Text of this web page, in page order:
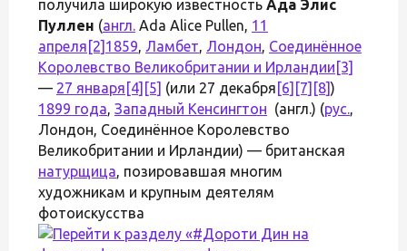
получила широкую известность Ада Элис
Пуллен (англ. Ada Alice Pullen, 11
апреля [2] 1859, Ламбет, Лондон, Соединённое
Королевство Великобритании и Ирландии [3]
— 27 января [4] [5] (или 27 декабря [6] [7] [8])
1899 года, Западный Кенсингтон (англ.) (рус.,
Лондон, Соединённое Королевство
Великобритании и Ирландии) — британская
натурщица, позировавшая многим
художникам и крупным деятелям
фотоискусства